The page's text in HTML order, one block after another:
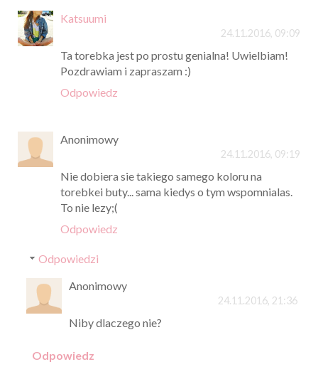
Katsuumi
24.11.2016, 09:09
Ta torebka jest po prostu genialna! Uwielbiam!
Pozdrawiam i zapraszam :)
Odpowiedz
Anonimowy
24.11.2016, 09:19
Nie dobiera sie takiego samego koloru na
torebkei buty... sama kiedys o tym wspomnialas.
To nie lezy;(
Odpowiedz
Odpowiedzi
Anonimowy
24.11.2016, 21:36
Niby dlaczego nie?
Odpowiedz